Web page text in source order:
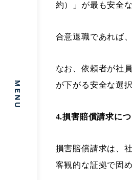
約）」が最も安全
合意退職であれば
なお、依頼者が社
が下がる安全な選
4.損害賠償請求に
損害賠償請求は、
客観的な証拠で固